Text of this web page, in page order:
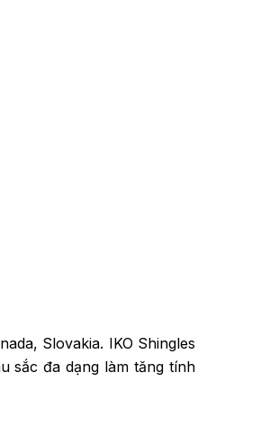
Slovakia. IKO Shingles
sắc đa dạng làm tăng tính